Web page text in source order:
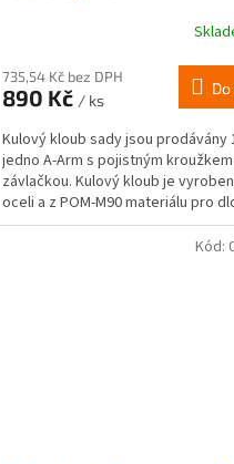
735,54 Kč bez DPH
890 Kč / ks
Kulový kloub sady jsou prodávány
jedno A-Arm s pojistným
závlačkou. Kulový kloub je
oceli a z POM-M90 materiálu pro
životnost. Jedná se o...
Kód: